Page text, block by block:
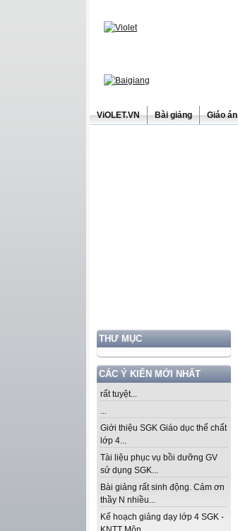
ViOLET.VN Bài giảng Giáo án
THƯ MỤC
CÁC Ý KIẾN MỚI NHẤT
rất tuyệt...
...
Giới thiệu SGK Giáo dục thể chất
lớp 4...
Tài liệu phục vụ bồi dưỡng GV
sử dụng SGK...
Bài giảng rất sinh động. Cảm ơn
thầy N nhiều...
Kế hoạch giảng dạy lớp 4 SGK -